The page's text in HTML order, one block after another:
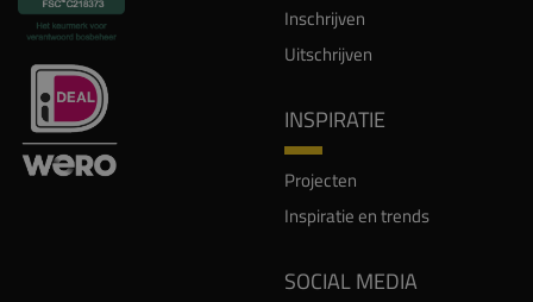
Inschrijven
Uitschrijven
INSPIRATIE
Projecten
Inspiratie en trends
SOCIAL MEDIA